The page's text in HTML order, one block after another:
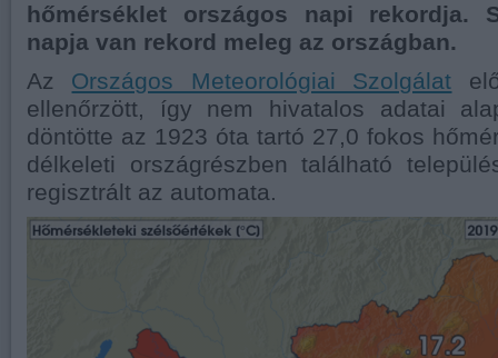
hőmérséklet országos napi rekordja.
napja van rekord meleg az országban.
Az Országos Meteorológiai Szolgálat
ellenőrzött, így nem hivatalos adatai
döntötte az 1923 óta tartó 27,0 fokos
délkeleti országrészben található
regisztrált az automata.